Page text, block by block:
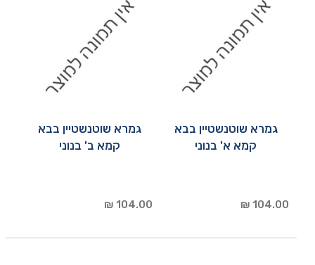
גמרא שוטנשטיין בבא
קמא א' בנוני
104.00 ₪
גמרא שוטנשטיין בבא
קמא ב' בנוני
104.00 ₪